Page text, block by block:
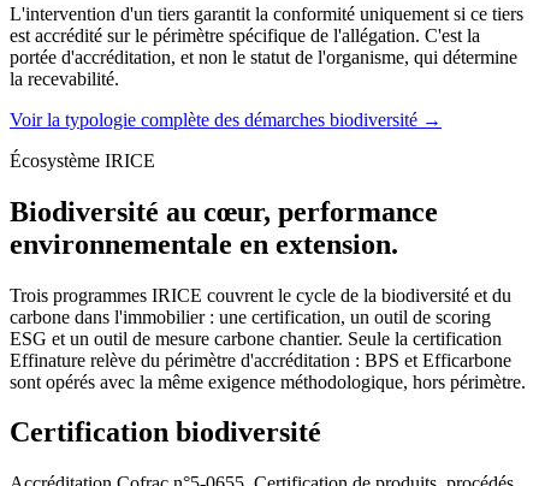
L'intervention d'un tiers garantit la conformité uniquement si ce tiers
est accrédité sur le périmètre spécifique de l'allégation. C'est la
portée d'accréditation, et non le statut de l'organisme, qui détermine
la recevabilité.
Voir la typologie complète des démarches biodiversité →
Écosystème IRICE
Biodiversité au cœur, performance
environnementale en extension.
Trois programmes IRICE couvrent le cycle de la biodiversité et du
carbone dans l'immobilier : une certification, un outil de scoring
ESG et un outil de mesure carbone chantier. Seule la certification
Effinature relève du périmètre d'accréditation : BPS et Efficarbone
sont opérés avec la même exigence méthodologique, hors périmètre.
Certification biodiversité